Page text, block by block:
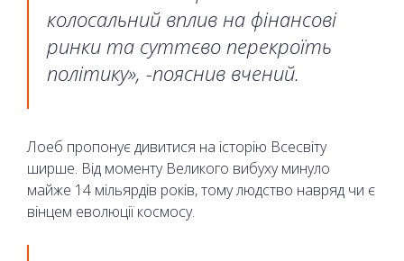
колосальний вплив на фінансові
ринки та суттєво перекроїть
політику», -пояснив вчений.
Лоеб пропонує дивитися на історію Всесвіту
ширше. Від моменту Великого вибуху минуло
майже 14 мільярдів років, тому людство навряд чи є
вінцем еволюції космосу.